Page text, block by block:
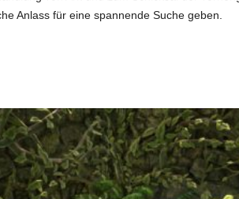
Anlass für eine spannende Suche geben.